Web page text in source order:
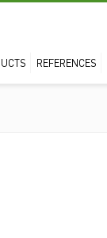
REFERENCES